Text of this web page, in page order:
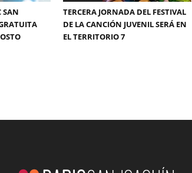
SAN
TERCERA JORNADA DEL FESTIVAL
DE LA CANCIÓN JUVENIL SERÁ EN
EL TERRITORIO 7